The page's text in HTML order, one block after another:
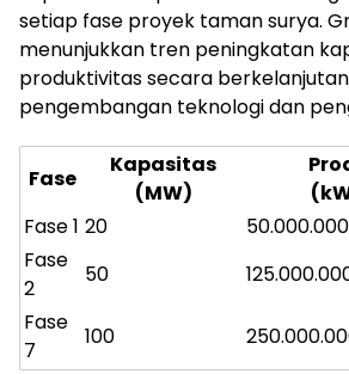
setiap fase proyek taman surya.
menunjukkan tren peningkatan
produktivitas secara
pengembangan teknologi dan
Fase
Kapasitas
(MW)
Fase 1 20
50.000.000
Fase
2
50
Fase
7
100